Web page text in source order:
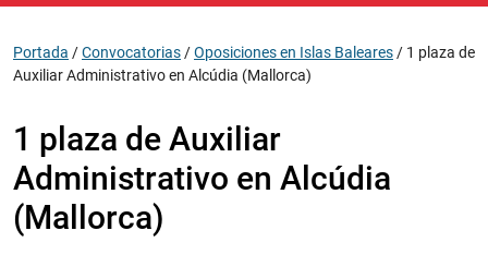
Portada /Convocatorias /Oposiciones en Islas Baleares / 1 plaza de
Auxiliar Administrativo en Alcúdia (Mallorca)
1 plaza de Auxiliar
Administrativo en Alcúdia
(Mallorca)